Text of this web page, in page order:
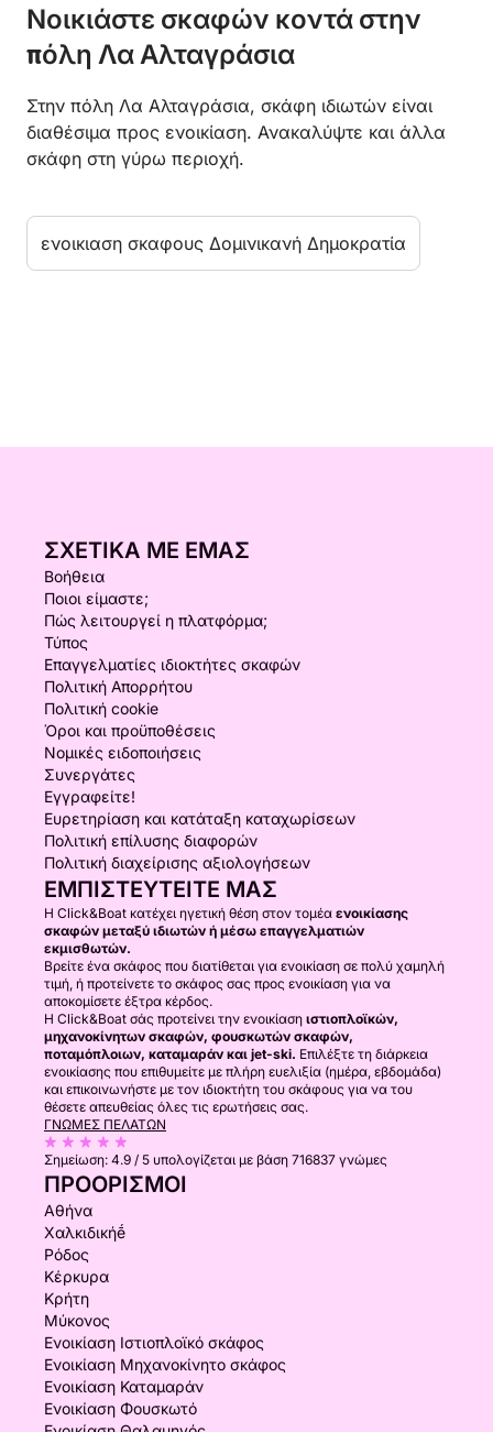
Νοικιάστε σκαφών κοντά στην
πόλη Λα Αλταγράσια
Στην πόλη Λα Αλταγράσια, σκάφη ιδιωτών είναι
διαθέσιμα προς ενοικίαση. Ανακαλύψτε και άλλα
σκάφη στη γύρω περιοχή.
ενοικιαση σκαφους Δομινικανή Δημοκρατία
ΣΧΕΤΙΚΆ ΜΕ ΕΜΆΣ
Βοήθεια
Ποιοι είμαστε;
Πώς λειτουργεί η πλατφόρμα;
Τύπος
Επαγγελματίες ιδιοκτήτες σκαφών
Πολιτική Απορρήτου
Πολιτική cookie
Όροι και προϋποθέσεις
Νομικές ειδοποιήσεις
Συνεργάτες
Εγγραφείτε!
Ευρετηρίαση και κατάταξη καταχωρίσεων
Πολιτική επίλυσης διαφορών
Πολιτική διαχείρισης αξιολογήσεων
ΕΜΠΙΣΤΕΥΤΕΊΤΕ ΜΑΣ
Η Click&Boat κατέχει ηγετική θέση στον τομέα ενοικίασης
σκαφών μεταξύ ιδιωτών ή μέσω επαγγελματιών
εκμισθωτών.
Βρείτε ένα σκάφος που διατίθεται για ενοικίαση σε πολύ χαμηλή
τιμή, ή προτείνετε το σκάφος σας προς ενοικίαση για να
αποκομίσετε έξτρα κέρδος.
Η Click&Boat σάς προτείνει την ενοικίαση ιστιοπλοϊκών,
μηχανοκίνητων σκαφών, φουσκωτών σκαφών,
ποταμόπλοιων, καταμαράν και jet-ski. Επιλέξτε τη διάρκεια
ενοικίασης που επιθυμείτε με πλήρη ευελιξία (ημέρα, εβδομάδα)
και επικοινωνήστε με τον ιδιοκτήτη του σκάφους για να του
θέσετε απευθείας όλες τις ερωτήσεις σας.
ΓΝΏΜΕΣ ΠΕΛΑΤΏΝ
Σημείωση: 4.9 / 5 υπολογίζεται με βάση 716837 γνώμες
ΠΡΟΟΡΙΣΜΟΊ
Αθήνα
Χαλκιδικήḗ
Ρόδος
Κέρκυρα
Κρήτη
Μύκονος
Ενοικίαση Ιστιοπλοϊκό σκάφος
Ενοικίαση Μηχανοκίνητο σκάφος
Ενοικίαση Καταμαράν
Ενοικίαση Φουσκωτό